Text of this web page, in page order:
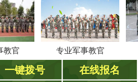
专业军事教官
一键拨号
在线报名